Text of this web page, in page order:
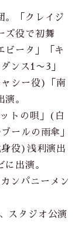
。「クレイジ
ズ役で初舞
ビータ」「キ
ンス1〜3」
ャシー役)「南
。
トの唄」(白
ールの雨傘」
身役)浅利演出
出演。
ンパニーメン
スタジオ公演